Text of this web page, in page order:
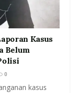
Kasus
Belum
0
kasus